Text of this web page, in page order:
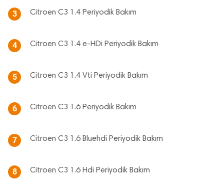
3 Citroen C3 1.4 Periyodik Bakım
4 Citroen C3 1.4 e-HDi Periyodik Bakım
5 Citroen C3 1.4 Vti Periyodik Bakım
6 Citroen C3 1.6 Periyodik Bakım
7 Citroen C3 1.6 Bluehdi Periyodik Bakım
8 Citroen C3 1.6 Hdi Periyodik Bakım